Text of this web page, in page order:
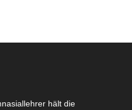
hält die